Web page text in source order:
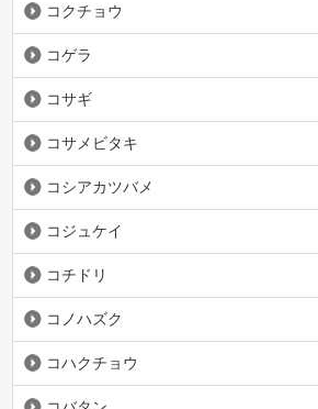
コクチョウ
コゲラ
コサギ
コサメビタキ
コシアカツバメ
コジュケイ
コチドリ
コノハズク
コハクチョウ